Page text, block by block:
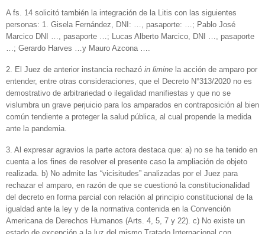
A fs. 14 solicitó también la integración de la Litis con las siguientes
personas: 1. Gisela Fernández, DNI: …, pasaporte: …; Pablo José
Marcico DNI …, pasaporte …; Lucas Alberto Marcico, DNI …, pasaporte
…; Gerardo Harves …y Mauro Azcona ….
2. El Juez de anterior instancia rechazó in limine la acción de amparo por
entender, entre otras consideraciones, que el Decreto N°313/2020 no es
demostrativo de arbitrariedad o ilegalidad manifiestas y que no se
vislumbra un grave perjuicio para los amparados en contraposición al bien
común tendiente a proteger la salud pública, al cual propende la medida
ante la pandemia.
3. Al expresar agravios la parte actora destaca que: a) no se ha tenido en
cuenta a los fines de resolver el presente caso la ampliación de objeto
realizada. b) No admite las “vicisitudes” analizadas por el Juez para
rechazar el amparo, en razón de que se cuestionó la constitucionalidad
del decreto en forma parcial con relación al principio constitucional de la
igualdad ante la ley y de la normativa contenida en la Convención
Americana de Derechos Humanos (Arts. 4, 5, 7 y 22). c) No existe un